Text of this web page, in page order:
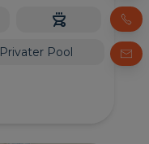
Privater Pool